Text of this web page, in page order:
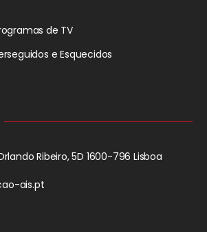
de TV
e Esquecidos
Ribeiro, 5D 1600-796 Lisboa
ais.pt